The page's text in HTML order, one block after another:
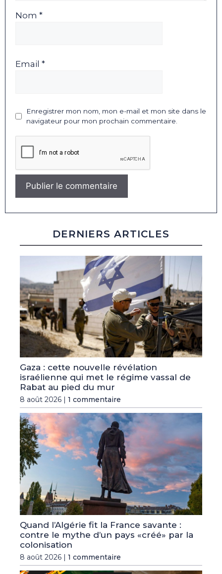
Nom *
Email *
Enregistrer mon nom, mon e-mail et mon site dans le
navigateur pour mon prochain commentaire.
DERNIERS ARTICLES
Gaza : cette nouvelle révélation
israélienne qui met le régime vassal de
Rabat au pied du mur
8 août 2026 | 1 commentaire
Quand l’Algérie fit la France savante :
contre le mythe d’un pays «créé» par la
colonisation
8 août 2026 | 1 commentaire